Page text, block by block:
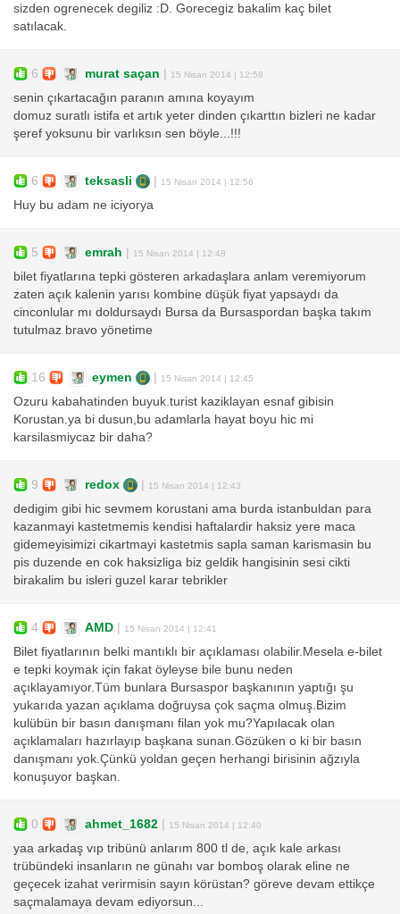
sizden ogrenecek degiliz :D. Gorecegiz bakalim kaç bilet
satılacak.
6 murat saçan | 15 Nisan 2014 | 12:58
senin çıkartacağın paranın amına koyayım
domuz suratlı istifa et artık yeter dinden çıkarttın bizleri ne kadar
şeref yoksunu bir varlıksın sen böyle...!!!
6 teksasli | 15 Nisan 2014 | 12:56
Huy bu adam ne iciyorya
5 emrah | 15 Nisan 2014 | 12:48
bilet fiyatlarına tepki gösteren arkadaşlara anlam veremiyorum
zaten açık kalenin yarısı kombine düşük fiyat yapsaydı da
cinconlular mı doldursaydı Bursa da Bursaspordan başka takım
tutulmaz bravo yönetime
16 eymen | 15 Nisan 2014 | 12:45
Ozuru kabahatinden buyuk.turist kaziklayan esnaf gibisin
Korustan.ya bi dusun,bu adamlarla hayat boyu hic mi
karsilasmiycaz bir daha?
9 redox | 15 Nisan 2014 | 12:43
dedigim gibi hic sevmem korustani ama burda istanbuldan para
kazanmayi kastetmemis kendisi haftalardir haksiz yere maca
gidemeyisimizi cikartmayi kastetmis sapla saman karismasin bu
pis duzende en cok haksizliga biz geldik hangisinin sesi cikti
birakalim bu isleri guzel karar tebrikler
4 AMD | 15 Nisan 2014 | 12:41
Bilet fiyatlarının belki mantıklı bir açıklaması olabilir.Mesela e-bilet
e tepki koymak için fakat öyleyse bile bunu neden
açıklayamıyor.Tüm bunlara Bursaspor başkanının yaptığı şu
yukarıda yazan açıklama doğruysa çok saçma olmuş.Bizim
kulübün bir basın danışmanı filan yok mu?Yapılacak olan
açıklamaları hazırlayıp başkana sunan.Gözüken o ki bir basın
danışmanı yok.Çünkü yoldan geçen herhangi birisinin ağzıyla
konuşuyor başkan.
0 ahmet_1682 | 15 Nisan 2014 | 12:40
yaa arkadaş vıp tribünü anlarım 800 tl de, açık kale arkası
trübündeki insanların ne günahı var bomboş olarak eline ne
geçecek izahat verirmisin sayın körüstan? göreve devam ettikçe
saçmalamaya devam ediyorsun...